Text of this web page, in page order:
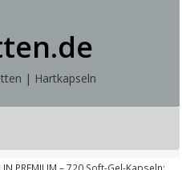
| Hartkapseln